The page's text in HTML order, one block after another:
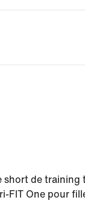
short de training
FIT One pour